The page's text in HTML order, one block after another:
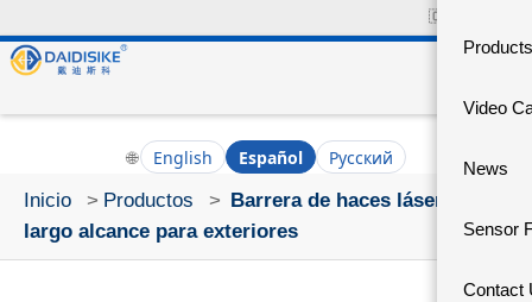
🇨🇳
Products
Video
News
Sensor
Contact
🌐 English Español
Русский
Inicio
> Productos >
Barrera de haces láser de
largo alcance para exteriores